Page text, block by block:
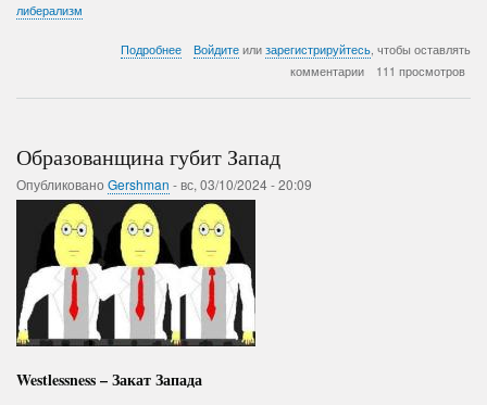
либерализм
Подробнее
Либералов
Войдите или зарегистрируйтесь, чтобы оставлять
комментарии
111 просмотров
Образованщина губит Запад
Опубликовано Gershman -вс, 03/10/2024 - 20:09
Westlessness – Закат Запада